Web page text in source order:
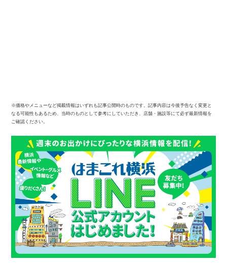
※価格やメニューなど掲載情報はいずれも記事公開時のものです。記事内容は今後予告なく変更と
なる可能性もあるため、当時のものとして参考にしていただき、店舗・施設等にて必ず最新情報を
ご確認ください。